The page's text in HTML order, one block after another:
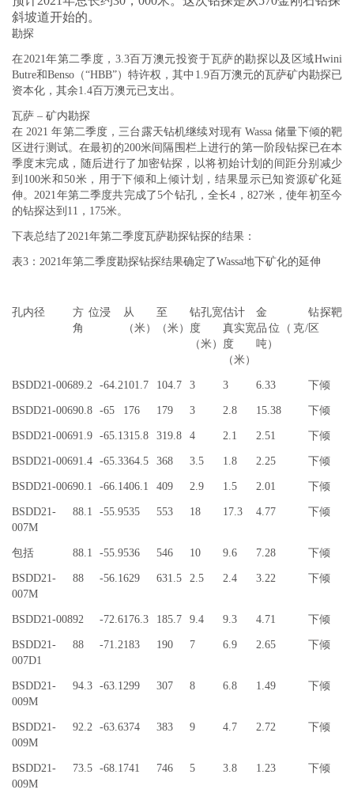
斜坡道开始的。
勘探
在2021年第二季度，3.3百万澳元投资于瓦萨的勘探以及区域Hwini
Butre和Benso（“HBB”）特许权，其中1.9百万澳元的瓦萨矿内勘探已
资本化，其余1.4百万澳元已支出。
瓦萨 – 矿内勘探
在 2021 年第二季度，三台露天钻机继续对现有 Wassa 储量下倾的靶
区进行测试。在最初的200米间隔围栏上进行的第一阶段钻探已在本
季度末完成，随后进行了加密钻探，以将初始计划的间距分别减少
到100米和50米，用于下倾和上倾计划，结果显示已知资源矿化延
伸。2021年第二季度共完成了5个钻孔，全长4，827米，使年初至今
的钻探达到11，175米。
下表总结了2021年第二季度瓦萨勘探钻探的结果：
表3：2021年第二季度勘探钻探结果确定了Wassa地下矿化的延伸
孔内径
方位
角
浸
从
（米）
至
（米）
钻孔宽
度
（米）
估计
真实宽
度
（米）
金
品位（克/
吨）
钻探靶
区
BSDD21-00689.2 -64.2101.7 104.7 3 3 6.33 下倾
BSDD21-00690.8 -65 176 179 3 2.8 15.38 下倾
BSDD21-00691.9 -65.1315.8 319.8 4 2.1 2.51 下倾
BSDD21-00691.4 -65.3364.5 368 3.5 1.8 2.25 下倾
BSDD21-00690.1 -66.1406.1 409 2.9 1.5 2.01 下倾
BSDD21-
007M
88.1 -55.9535 553 18 17.3 4.77 下倾
包括 88.1 -55.9536 546 10 9.6 7.28 下倾
BSDD21-
007M
88 -56.1629 631.5 2.5 2.4 3.22 下倾
BSDD21-00892 -72.6176.3 185.7 9.4 9.3 4.71 下倾
BSDD21-
007D1
88 -71.2183 190 7 6.9 2.65 下倾
BSDD21-
009M
94.3 -63.1 299 307 8 6.8 1.49 下倾
BSDD21-
009M
92.2 -63.6374 383 9 4.7 2.72 下倾
BSDD21-
009M
73.5 -68.1 741 746 5 3.8 1.23 下倾